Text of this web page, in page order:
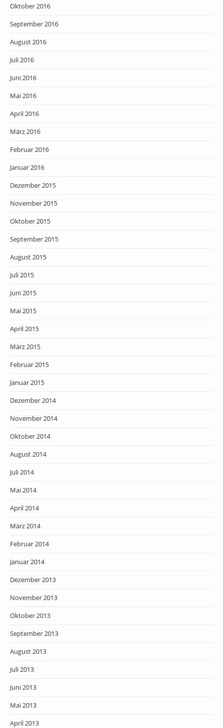
Oktober 2016
September 2016
August 2016
Juli 2016
Juni 2016
Mai 2016
April 2016
März 2016
Februar 2016
Januar 2016
Dezember 2015
November 2015
Oktober 2015
September 2015
August 2015
Juli 2015
Juni 2015
Mai 2015
April 2015
März 2015
Februar 2015
Januar 2015
Dezember 2014
November 2014
Oktober 2014
August 2014
Juli 2014
Mai 2014
April 2014
März 2014
Februar 2014
Januar 2014
Dezember 2013
November 2013
Oktober 2013
September 2013
August 2013
Juli 2013
Juni 2013
Mai 2013
April 2013